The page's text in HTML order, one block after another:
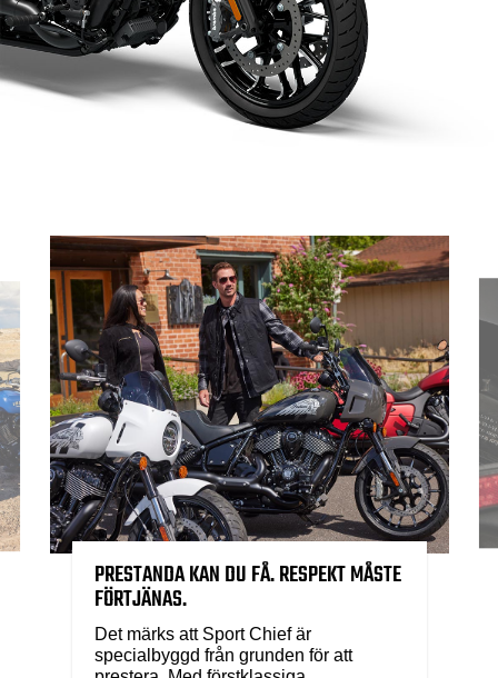
PRESTANDA KAN DU FÅ. RESPEKT MÅSTE
FÖRTJÄNAS.
Det märks att Sport Chief är
specialbyggd från grunden för att